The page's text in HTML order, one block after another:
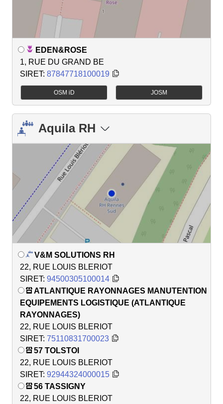
EDEN&ROSE
1, RUE DU GRAND BE
SIRET: 87847718100019
OSM iD JOSM
Aquila RH
V&M SOLUTIONS RH
22, RUE LOUIS BLERIOT
SIRET: 94500305100014
ATLANTIQUE RAYONNAGES MANUTENTION
EQUIPEMENTS LOGISTIQUE (ATLANTIQUE
RAYONNAGES)
22, RUE LOUIS BLERIOT
SIRET: 75110831700023
57 TOLSTOI
22, RUE LOUIS BLERIOT
SIRET: 92944324000015
56 TASSIGNY
22, RUE LOUIS BLERIOT